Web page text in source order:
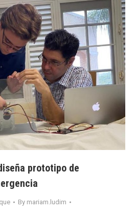
prototipo de
By mariam.ludim